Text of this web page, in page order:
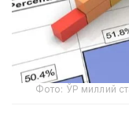
Фото: ЎР миллий